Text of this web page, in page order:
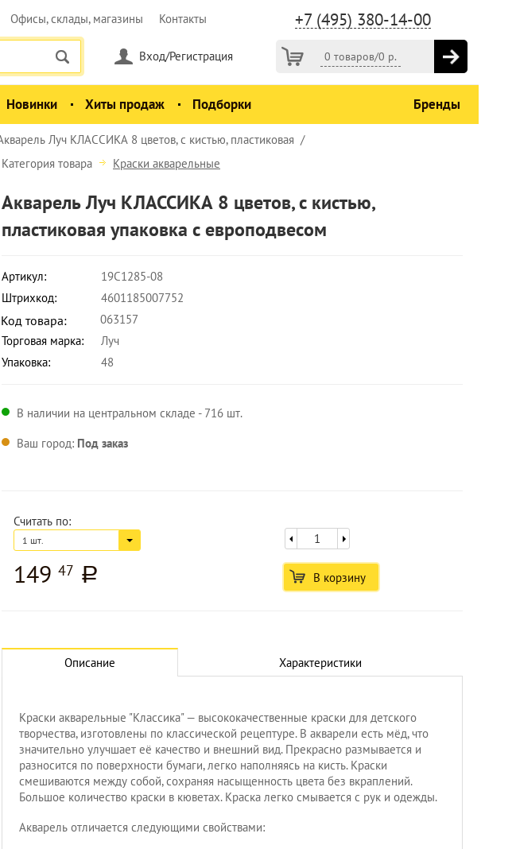
+7 (495) 380-14-00
Офисы, склады, магазины Контакты
0 товаров/0 р.
Вход/Регистрация
Новинки Хиты продаж Подборки Бренды
Луч КЛАССИКА 8 цветов, с кистью, пластиковая
Категория товара Краски акварельные
Акварель Луч КЛАССИКА 8 цветов, с кистью,
пластиковая упаковка с европодвесом
Артикул:
19С1285-08
Штрихкод:
4601185007752
Код товара:
063157
Торговая марка:
Луч
Упаковка:
48
В наличии на центральном складе - 716 шт.
Ваш город: Под заказ
Считать по:
1 шт.
149 47 a В корзину
Описание Характеристики
Краски акварельные "Классика" — высококачественные краски для детского
творчества, изготовлены по классической рецептуре. В акварели есть мёд, что
значительно улучшает её качество и внешний вид. Прекрасно размывается и
разносится по поверхности бумаги, легко наполняясь на кисть. Краски
смешиваются между собой, сохраняя насыщенность цвета без вкраплений.
Большое количество краски в кюветах. Краска легко смывается с рук и одежды.
Акварель отличается следующими свойствами: